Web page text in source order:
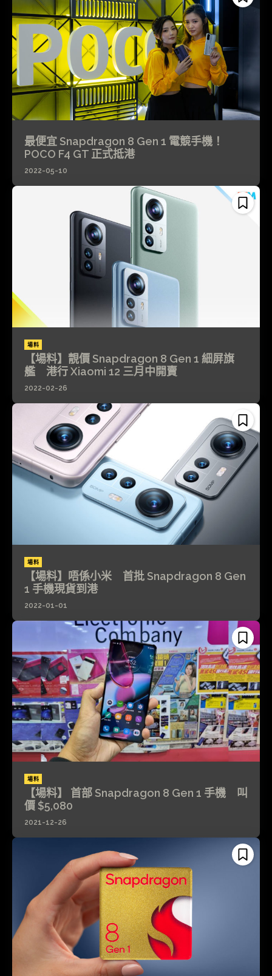
最便宜 Snapdragon 8 Gen 1 電競手機！
POCO F4 GT 正式抵港
2022-05-10
場料
【場料】靚價 Snapdragon 8 Gen 1 細屏旗
艦 港行 Xiaomi 12 三月中開賣
2022-02-26
場料
【場料】唔係小米 首批 Snapdragon 8 Gen
1 手機現貨到港
2022-01-01
場料
【場料】 首部 Snapdragon 8 Gen 1 手機 叫
價 $5,080
2021-12-26